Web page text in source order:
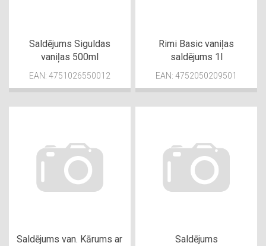
Saldējums Siguldas
vaniļas 500ml
EAN: 4751026550012
Rimi Basic vaniļas
saldējums 1l
EAN: 4752050209501
Saldējums van. Kārums ar
Saldējums